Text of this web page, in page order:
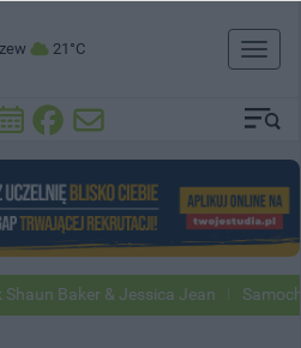
21°C
Toggle
Baker & Jessica Jean Samochody